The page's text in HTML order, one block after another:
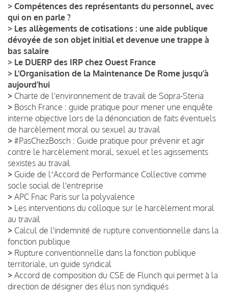
> Compétences des représentants du personnel, avec
qui on en parle ?
> Les allègements de cotisations : une aide publique
dévoyée de son objet initial et devenue une trappe à
bas salaire
> Le DUERP des IRP chez Ouest France
> L’Organisation de la Maintenance De Rome jusqu’à
aujourd’hui
> Charte de l'environnement de travail de Sopra-Steria
> Bosch France : guide pratique pour mener une enquête
interne objective lors de la dénonciation de faits éventuels
de harcèlement moral ou sexuel au travail
> #PasChezBosch : Guide pratique pour prévenir et agir
contre le harcèlement moral, sexuel et les agissements
sexistes au travail
> Guide de lʼAccord de Performance Collective comme
socle social de l'entreprise
> APC Fnac Paris sur la polyvalence
> Les interventions du colloque sur le harcèlement moral
au travail
> Calcul de l'indemnité de rupture conventionnelle dans la
fonction publique
> Rupture conventionnelle dans la fonction publique
territoriale, un guide syndical
> Accord de composition du CSE de Flunch qui permet à la
direction de désigner des élus non syndiqués